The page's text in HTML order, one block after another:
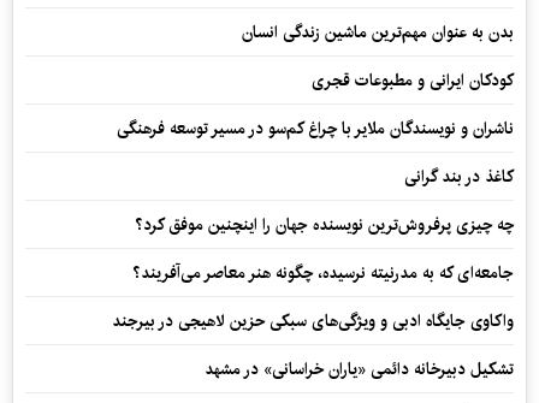
بدن به عنوان مهم‌ترین ماشین زندگی انسان
کودکان ایرانی و مطبوعات قجری
ناشران و نویسندگان ملایر با چراغ کم‌سو در مسیر توسعه فرهنگی
کاغذ در بند گرانی
چه چیزی پرفروش‌ترین نویسنده جهان را اینچنین موفق کرد؟
جامعه‌ای که به مدرنیته نرسیده، چگونه هنر معاصر می‌آفریند؟
واکاوی جایگاه ادبی و ویژگی‌های سبکی حزین لاهیجی در بیرجند
تشکیل دبیرخانه دائمی «یاران خراسانی» در مشهد